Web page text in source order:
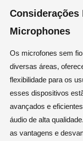
Microphones
Os microfones sem
diversas áreas,
flexibilidade para os
esses dispositivos
avançados e
áudio de alta
as vantagens e